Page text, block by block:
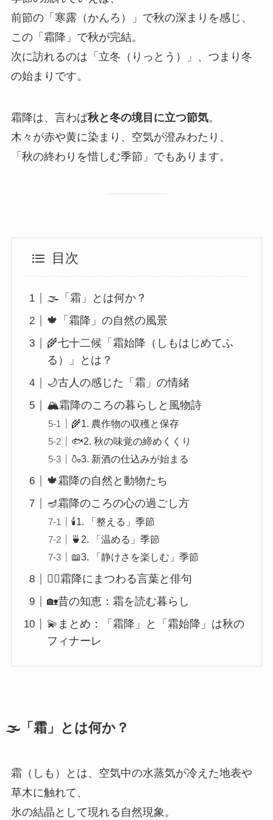
前節の「寒露（かんろ）」で秋の深まりを感じ、
この「霜降」で秋が完結。
次に訪れるのは「立冬（りっとう）」、つまり冬
の始まりです。
霜降は、言わば秋と冬の境目に立つ節気。
木々が赤や黄に染まり、空気が澄みわたり、
「秋の終わりを惜しむ季節」でもあります。
目次
🌫️「霜」とは何か？
🍁「霜降」の自然の風景
🌾七十二候「霜始降（しもはじめてふ
る）」とは？
🌙古人の感じた「霜」の情緒
🏔️霜降のころの暮らしと風物詩
🌾1. 農作物の収穫と保存
🐟2. 秋の味覚の締めくくり
🍶3. 新酒の仕込みが始まる
🍁霜降の自然と動物たち
🪔霜降のころの心の過ごし方
🕯1. 「整える」季節
🍵2. 「温める」季節
📖3. 「静けさを楽しむ」季節
🧘‍♀️霜降にまつわる言葉と俳句
🏡昔の知恵：霜を読む暮らし
💫まとめ：「霜降」と「霜始降」は秋の
フィナーレ
🌫️「霜」とは何か？
霜（しも）とは、空気中の水蒸気が冷えた地表や
草木に触れて、
氷の結晶として現れる自然現象。